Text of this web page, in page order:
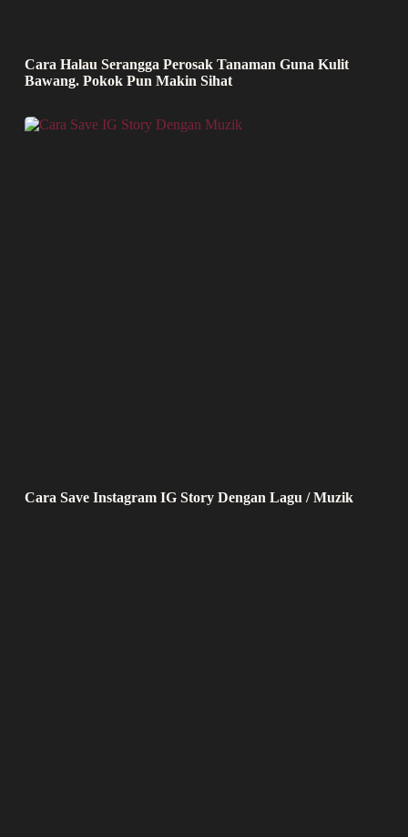
Cara Halau Serangga Perosak Tanaman Guna Kulit
Bawang. Pokok Pun Makin Sihat
Cara Save Instagram IG Story Dengan Lagu / Muzik